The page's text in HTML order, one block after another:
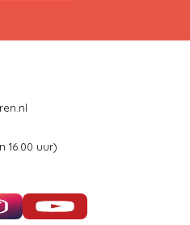
16.00 uur)
Instagram YouTube